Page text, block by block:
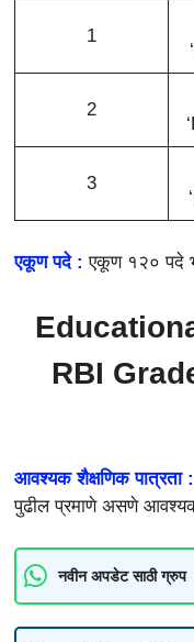
1
2
3
एकूण पदे :एकूण १२० पदे
RBI
आवश्यक शैक्षणिक पात्रता :
पुढील प्रमाणे असणे आवश्यक
नवीन अपडेट साठी ग्रुप